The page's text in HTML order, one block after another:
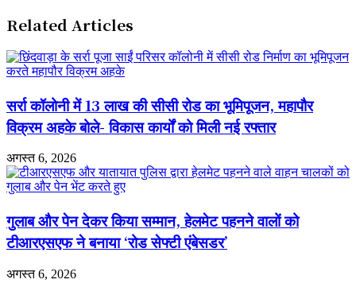
सीएम
डॉ.
मोहन
यादव
ने
जांच
के
आदेश
के
साथ
धूमधाम
से
मनाया
गुरुदेव
श्री
श्री
जी
का
जन्मोत्सव
Related Articles
सर्रा कॉलोनी में 13 लाख की सीसी रोड का भूमिपूजन, महापौर
विक्रम अहके बोले- विकास कार्यों को मिली नई रफ्तार
अगस्त 6, 2026
गुलाब और पेन देकर किया सम्मान, हेलमेट पहनने वालों को
टीआरएसएफ ने बनाया ‘रोड सेफ्टी एंबेसडर’
अगस्त 6, 2026